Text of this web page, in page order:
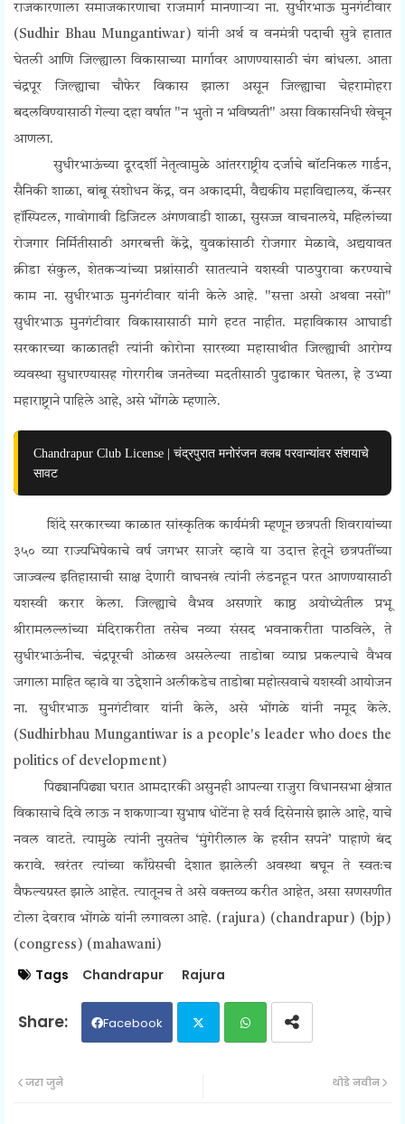
राजकारणाला समाजकारणाचा राजमार्ग मानणाऱ्या ना. सुधीरभाऊ मुनगंटीवार
( Sudhir Bhau Mungantiwar) यांनी अर्थ व वनमंत्री पदाची सुत्रे हातात
घेतली आणि जिल्ह्याला विकासाच्या मार्गावर आणण्यासाठी चंग बांधला. आता
चंद्रपूर जिल्ह्याचा चौफेर विकास झाला असून जिल्ह्याचा चेहरामोहरा
बदलविण्यासाठी गेल्या दहा वर्षात "न भुतो न भविष्यती" असा विकासनिधी खेचून
आणला.
सुधीरभाऊंच्या दूरदर्शी नेतृत्वामुळे आंतरराष्ट्रीय दर्जाचे बॉटनिकल गार्डन,
सैनिकी शाळा, बांबू संशोधन केंद्र, वन अकादमी, वैद्यकीय महाविद्यालय, कॅन्सर
हॉस्पिटल, गावोगावी डिजिटल अंगणवाडी शाळा, सुसज्ज वाचनालये, महिलांच्या
रोजगार निर्मितीसाठी अगरबत्ती केंद्रे, युवकांसाठी रोजगार मेळावे, अद्ययावत
क्रीडा संकुल, शेतकऱ्यांच्या प्रश्नांसाठी सातत्याने यशस्वी पाठपुरावा करण्याचे
काम ना. सुधीरभाऊ मुनगंटीवार यांनी केले आहे. "सत्ता असो अथवा नसो"
सुधीरभाऊ मुनगंटीवार विकासासाठी मागे हटत नाहीत. महाविकास आघाडी
सरकारच्या काळातही त्यांनी कोरोना सारख्या महासाथीत जिल्ह्याची आरोग्य
व्यवस्था सुधारण्यासह गोरगरीब जनतेच्या मदतीसाठी पुढाकार घेतला, हे उभ्या
महाराष्ट्राने पाहिले आहे, असे भोंगळे म्हणाले.
Chandrapur Club License | चंद्रपुरात मनोरंजन क्लब परवान्यांवर संशयाचे
सावट
शिंदे सरकारच्या काळात सांस्कृतिक कार्यमंत्री म्हणून छत्रपती शिवरायांच्या
३५० व्या राज्यभिषेकाचे वर्ष जगभर साजरे व्हावे या उदात्त हेतूने छत्रपतींच्या
जाज्वल्य इतिहासाची साक्ष देणारी वाघनखं त्यांनी लंडनहून परत आणण्यासाठी
यशस्वी करार केला. जिल्ह्याचे वैभव असणारे काष्ठ अयोध्येतील प्रभू
श्रीरामलल्लांच्या मंदिराकरीता तसेच नव्या संसद भवनाकरीता पाठविले, ते
सुधीरभाऊंनीच. चंद्रपूरची ओळख असलेल्या ताडोबा व्याघ्र प्रकल्पाचे वैभव
जगाला माहित व्हावे या उद्देशाने अलीकडेच ताडोबा महोत्सवाचे यशस्वी आयोजन
ना. सुधीरभाऊ मुनगंटीवार यांनी केले, असे भोंगळे यांनी नमूद केले.
( Sudhirbhau Mungantiwar is a people's leader who does the
politics of development)
पिढ्यानपिढ्या घरात आमदारकी असुनही आपल्या राजुरा विधानसभा क्षेत्रात
विकासाचे दिवे लाऊ न शकणाऱ्या सुभाष धोटेंना हे सर्व दिसेनासे झाले आहे, याचे
नवल वाटते. त्यामुळे त्यांनी नुसतेच ‘मुंगेरीलाल के हसीन सपने’ पाहाणे बंद
करावे. खरंतर त्यांच्या कॉंग्रेसची देशात झालेली अवस्था बघून ते स्वतःच
वैफल्यग्रस्त झाले आहेत. त्यातूनच ते असे वक्तव्य करीत आहेत, असा सणसणीत
टोला देवराव भोंगळे यांनी लगावला आहे. (rajura) (chandrapur) (bjp)
(congress) (mahawani)
Tags Chandrapur Rajura
Facebook
थोडे नवीन
जरा जुने